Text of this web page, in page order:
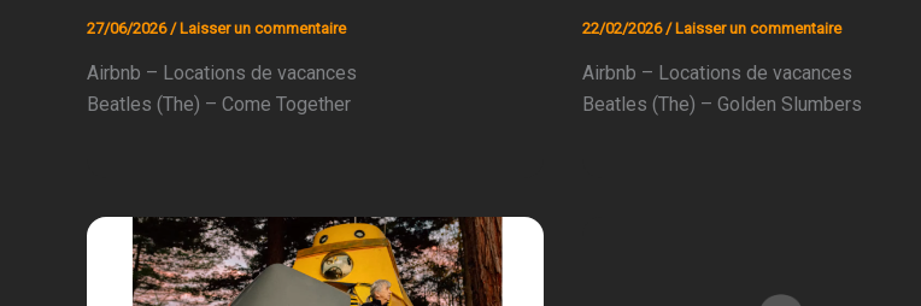
27/06/2026 /Laisser un commentaire
Airbnb – Locations de vacances
Beatles (The) – Come Together
22/02/2026 /Laisser un commentaire
Airbnb – Locations de vacances
Beatles (The) – Golden Slumbers